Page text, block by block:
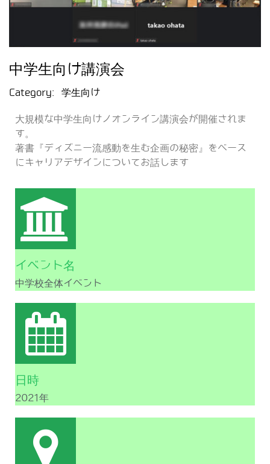
中学生向け講演会
Category: 学生向け
大規模な中学生向けノオンライン講演会が開催されま
す。
著書『ディズニー流感動を生む企画の秘密』をベース
にキャリアデザインについてお話します
イベント名
中学校全体イベント
日時
2021年